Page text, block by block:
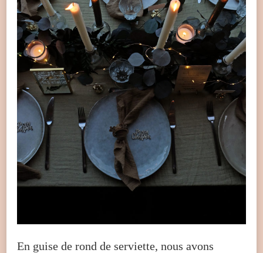
En guise de rond de serviette, nous avons